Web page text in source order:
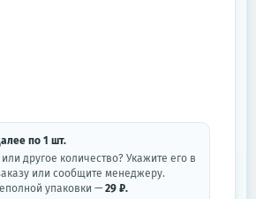
по 1 шт.
другое количество? Укажите его в
или сообщите менеджеру.
упаковки — 29 ₽.